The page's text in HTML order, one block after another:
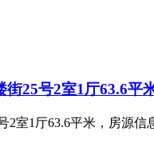
25号2室1厅63.6平
室1厅63.6平米，房源